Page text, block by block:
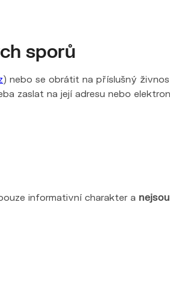
sporů
) nebo se obrátit na příslušný
zaslat na její adresu nebo
informativní charakter a